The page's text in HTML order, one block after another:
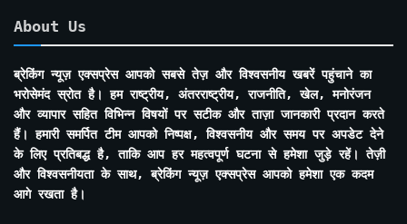
About Us
ब्रेकिंग न्यूज़ एक्सप्रेस आपको सबसे तेज़ और विश्वसनीय खबरें पहुंचाने का
भरोसेमंद स्रोत है। हम राष्ट्रीय, अंतरराष्ट्रीय, राजनीति, खेल, मनोरंजन
और व्यापार सहित विभिन्न विषयों पर सटीक और ताज़ा जानकारी प्रदान करते
हैं। हमारी समर्पित टीम आपको निष्पक्ष, विश्वसनीय और समय पर अपडेट देने
के लिए प्रतिबद्ध है, ताकि आप हर महत्वपूर्ण घटना से हमेशा जुड़े रहें। तेज़ी
और विश्वसनीयता के साथ, ब्रेकिंग न्यूज़ एक्सप्रेस आपको हमेशा एक कदम
आगे रखता है।